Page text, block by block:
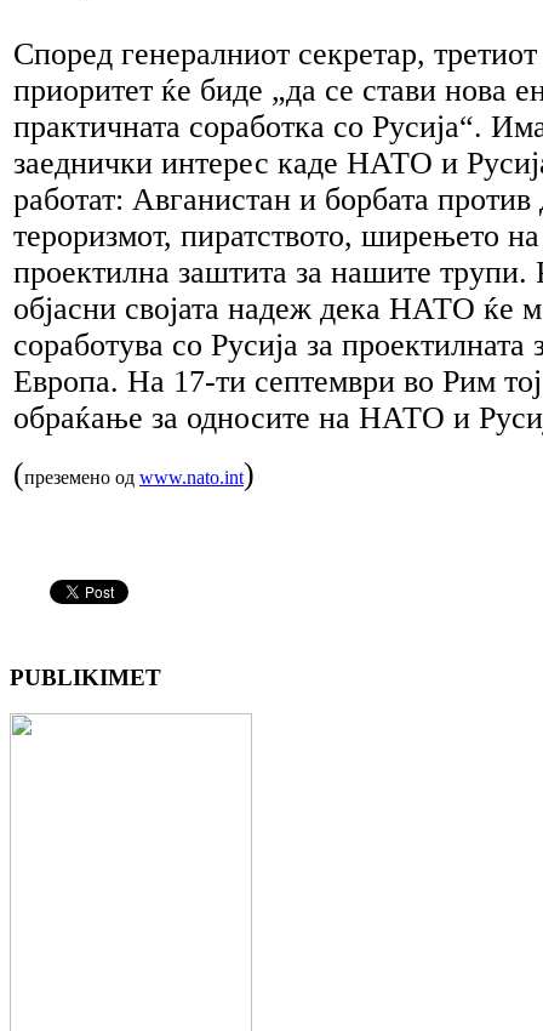
Според генералниот секретар,
приоритет ќе биде „да се стави нова
практичната соработка со Русија“.
заеднички интерес каде НАТО и
работат: Авганистан и борбата против
тероризмот, пиратството, ширењето
проектилна заштита за нашите трупи.
објасни својата надеж дека НАТО ќе
соработува со Русија за проектилната
Европа. На 17-ти септември во Рим
обраќање за односите на НАТО и
(преземено од www.nato.int)
PUBLIKIMET